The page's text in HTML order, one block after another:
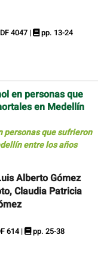
4047 | pp. 13-24
en personas que
en Medellín
personas que sufrieron
entre los años
Alberto Gómez
Claudia Patricia
614 | pp. 25-38